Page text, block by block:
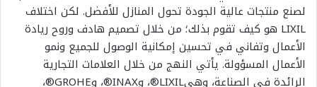
لصنع منتجات عالية الجودة تحول المنازل للأفضل. لكن اختلاف
LIXIL هو كيف تقوم بذلك؛ من خلال تصميم هادف وروح ريادة
الأعمال وتفاني في تحسين إمكانية الوصول للجميع ونمو
الأعمال المسؤولة. يأتي النهج من خلال العلامات التجارية
الرائدة في الصناعة، وهيLIXIL® ، وINAX® ، وGROHE® ،